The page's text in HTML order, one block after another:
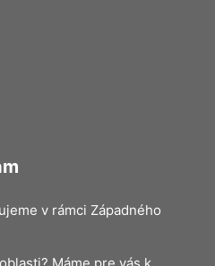
v rámci Západného